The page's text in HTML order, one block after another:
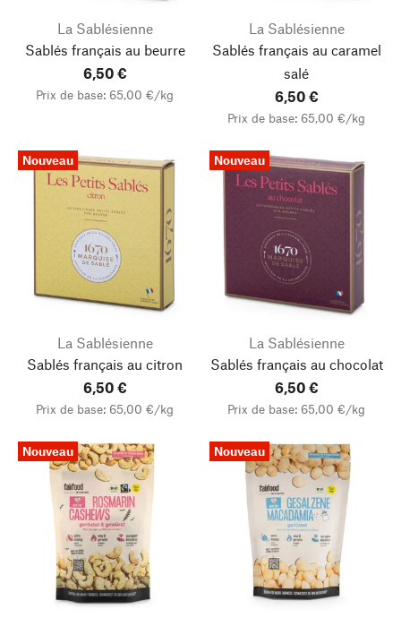
La Sablésienne
Sablés français au beurre
6,50 €
Prix de base: 65,00 €/kg
La Sablésienne
Sablés français au caramel
salé
6,50 €
Prix de base: 65,00 €/kg
Nouveau
La Sablésienne
Sablés français au citron
6,50 €
Prix de base: 65,00 €/kg
Nouveau
La Sablésienne
Sablés français au chocolat
6,50 €
Prix de base: 65,00 €/kg
Nouveau Nouveau